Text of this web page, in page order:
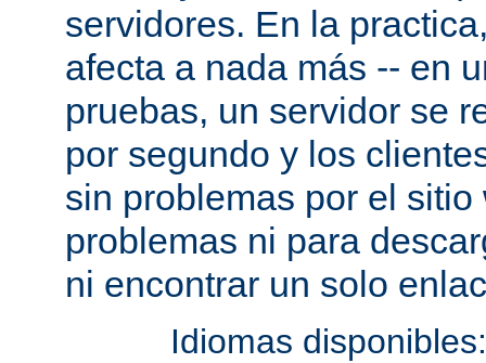
servidores. En la
afecta a nada más -- en
pruebas, un servidor se
por segundo y los
sin problemas por el
problemas ni para
ni encontrar un solo
Idiomas